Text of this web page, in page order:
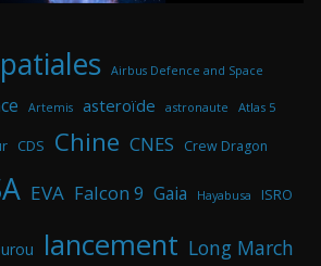
Airbus Defence and Space
Artemis asteroïde astronaute Atlas 5
CDS Chine CNES Crew Dragon
EVA Falcon 9 Gaia Hayabusa ISRO
lancement Long March